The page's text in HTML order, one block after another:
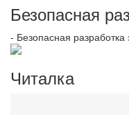
Безопасная
- Безопасная
Читалка